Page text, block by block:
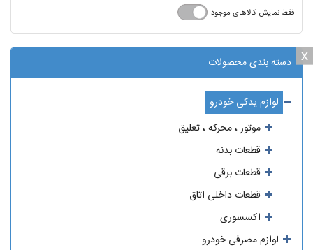
فقط نمایش کالاهای موجود
x دسته بندی محصولات
لوازم یدکی خودرو
موتور ، محرکه ، تعلیق
قطعات بدنه
قطعات برقی
قطعات داخلی اتاق
اکسسوری
لوازم مصرفی خودرو
x